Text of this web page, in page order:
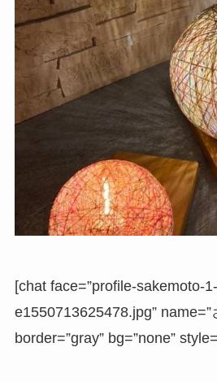
[chat face=”profile-sakemoto-1-
e1550713625478.jpg” name=”
border=”gray” bg=”none”